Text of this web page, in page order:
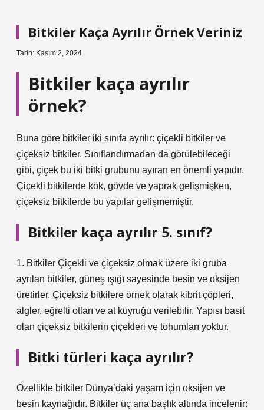
Bitkiler Kaça Ayrılır Örnek Veriniz
Tarih: Kasım 2, 2024
Bitkiler kaça ayrılır
örnek?
Buna göre bitkiler iki sınıfa ayrılır: çiçekli bitkiler ve
çiçeksiz bitkiler. Sınıflandırmadan da görülebileceği
gibi, çiçek bu iki bitki grubunu ayıran en önemli yapıdır.
Çiçekli bitkilerde kök, gövde ve yaprak gelişmişken,
çiçeksiz bitkilerde bu yapılar gelişmemiştir.
Bitkiler kaça ayrılır 5. sınıf?
1. Bitkiler Çiçekli ve çiçeksiz olmak üzere iki gruba
ayrılan bitkiler, güneş ışığı sayesinde besin ve oksijen
üretirler. Çiçeksiz bitkilere örnek olarak kibrit çöpleri,
algler, eğrelti otları ve at kuyruğu verilebilir. Yapısı basit
olan çiçeksiz bitkilerin çiçekleri ve tohumları yoktur.
Bitki türleri kaça ayrılır?
Özellikle bitkiler Dünya’daki yaşam için oksijen ve
besin kaynağıdır. Bitkiler üç ana başlık altında incelenir: